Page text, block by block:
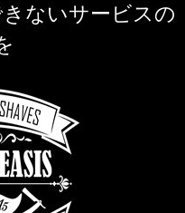
ないサービスの